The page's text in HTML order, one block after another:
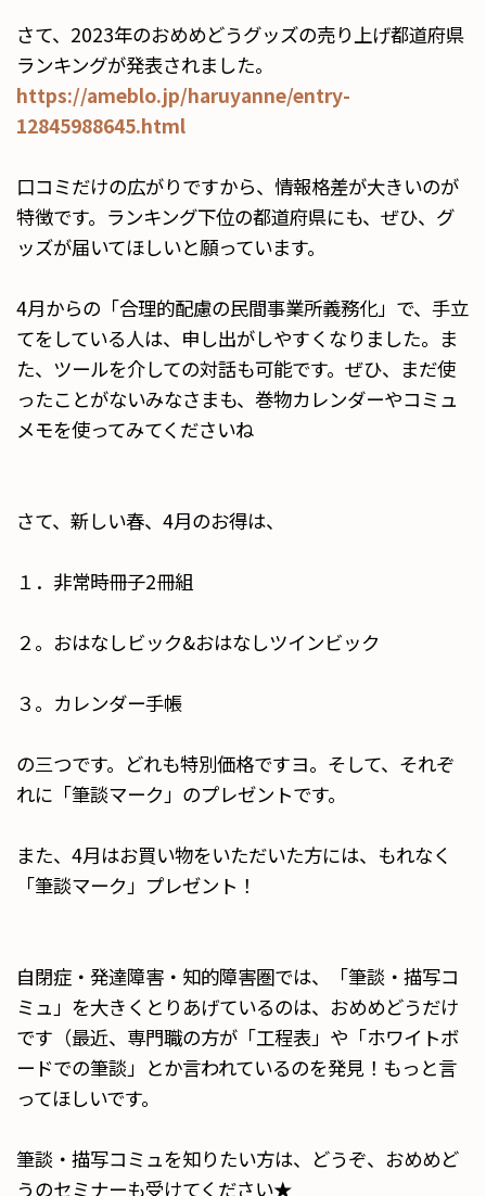
さて、2023年のおめめどうグッズの売り上げ都道府県
ランキングが発表されました。
https://ameblo.jp/haruyanne/entry-
12845988645.html
口コミだけの広がりですから、情報格差が大きいのが
特徴です。ランキング下位の都道府県にも、ぜひ、グ
ッズが届いてほしいと願っています。
4月からの「合理的配慮の民間事業所義務化」で、手立
てをしている人は、申し出がしやすくなりました。ま
た、ツールを介しての対話も可能です。ぜひ、まだ使
ったことがないみなさまも、巻物カレンダーやコミュ
メモを使ってみてくださいね
さて、新しい春、4月のお得は、
１．非常時冊子2冊組
２。おはなしビック&おはなしツインビック
３。カレンダー手帳
の三つです。どれも特別価格ですヨ。そして、それぞ
れに「筆談マーク」のプレゼントです。
また、4月はお買い物をいただいた方には、もれなく
「筆談マーク」プレゼント！
自閉症・発達障害・知的障害圏では、「筆談・描写コ
ミュ」を大きくとりあげているのは、おめめどうだけ
です（最近、専門職の方が「工程表」や「ホワイトボ
ードでの筆談」とか言われているのを発見！もっと言
ってほしいです。
筆談・描写コミュを知りたい方は、どうぞ、おめめど
うのセミナーも受けてください★